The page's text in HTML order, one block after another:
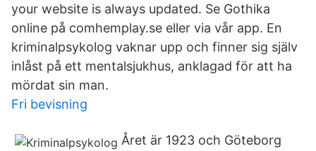
your website is always updated. Se Gothika
online på comhemplay.se eller via vår app. En
kriminalpsykolog vaknar upp och finner sig själv
inlåst på ett mentalsjukhus, anklagad för att ha
mördat sin man.
Fri bevisning
Året är 1923 och Göteborg